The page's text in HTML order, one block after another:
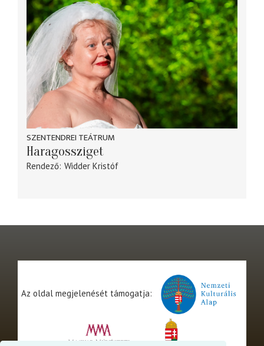
SZENTENDREI TEÁTRUM
Haragossziget
Rendező Widder Kristóf
Az oldal megjelenését támogatja: